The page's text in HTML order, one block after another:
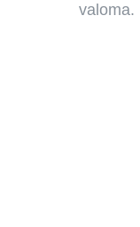
valoma.